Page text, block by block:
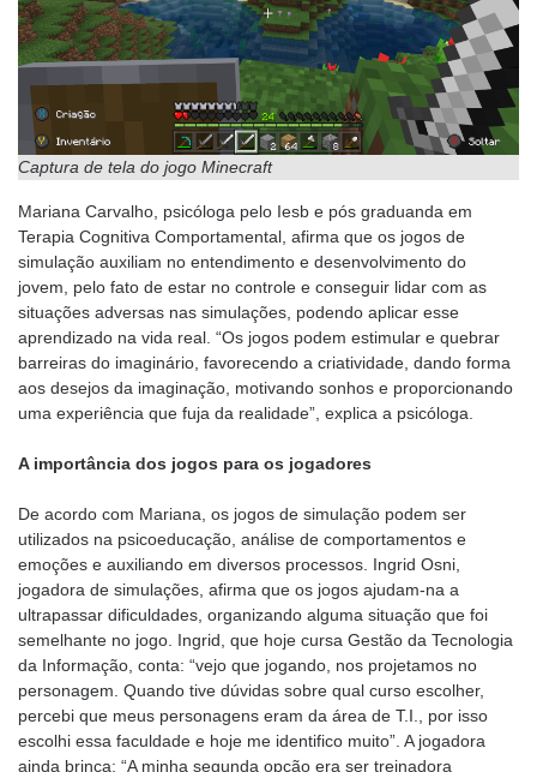
Captura de tela do jogo Minecraft
Mariana Carvalho, psicóloga pelo Iesb e pós graduanda em
Terapia Cognitiva Comportamental, afirma que os jogos de
simulação auxiliam no entendimento e desenvolvimento do
jovem, pelo fato de estar no controle e conseguir lidar com as
situações adversas nas simulações, podendo aplicar esse
aprendizado na vida real. “Os jogos podem estimular e quebrar
barreiras do imaginário, favorecendo a criatividade, dando forma
aos desejos da imaginação, motivando sonhos e proporcionando
uma experiência que fuja da realidade”, explica a psicóloga.
A importância dos jogos para os jogadores
De acordo com Mariana, os jogos de simulação podem ser
utilizados na psicoeducação, análise de comportamentos e
emoções e auxiliando em diversos processos. Ingrid Osni,
jogadora de simulações, afirma que os jogos ajudam-na a
ultrapassar dificuldades, organizando alguma situação que foi
semelhante no jogo. Ingrid, que hoje cursa Gestão da Tecnologia
da Informação, conta: “vejo que jogando, nos projetamos no
personagem. Quando tive dúvidas sobre qual curso escolher,
percebi que meus personagens eram da área de T.I., por isso
escolhi essa faculdade e hoje me identifico muito”. A jogadora
ainda brinca: “A minha segunda opção era ser treinadora